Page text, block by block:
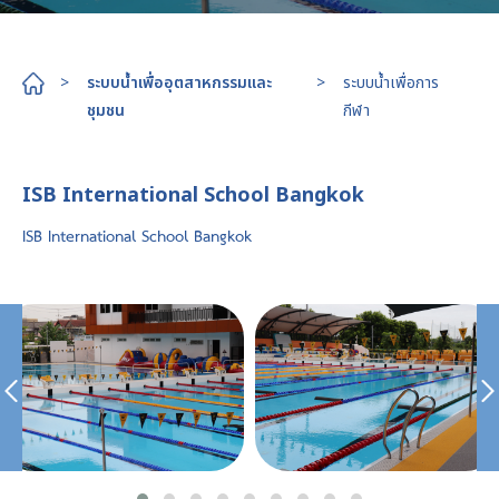
>
ระบบน้ำเพื่ออุตสาหกรรมและ
ชุมชน
>
ระบบน้ำเพื่อการ
กีฬา
ISB International School Bangkok
ISB International School Bangkok